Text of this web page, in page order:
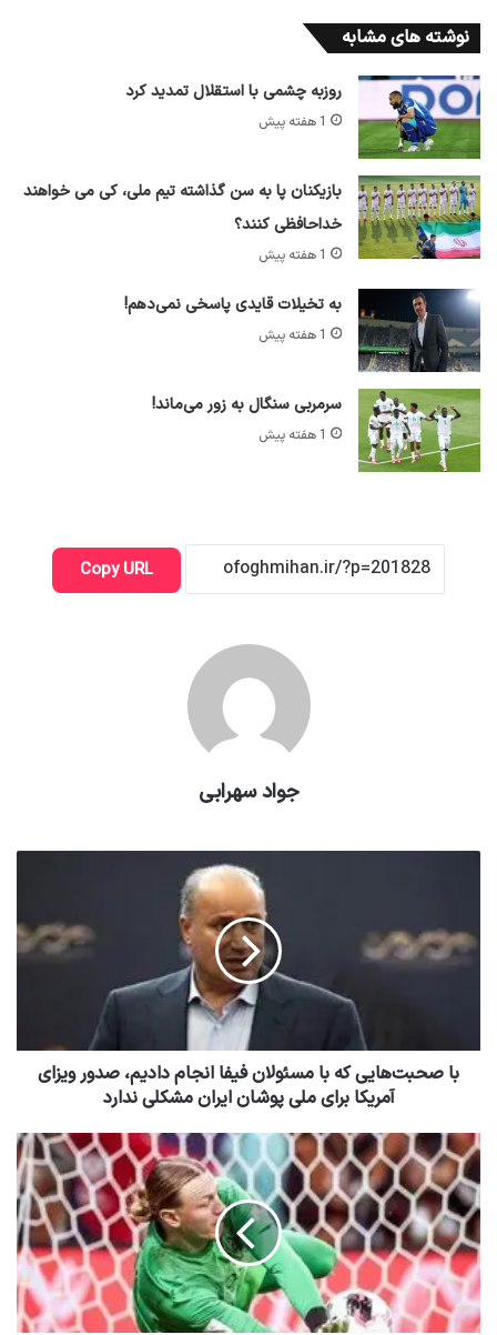
نوشته های مشابه
روزبه چشمی با استقلال تمدید کرد
1 هفته پیش
بازیکنان پا به سن گذاشته تیم ملی، کی می خواهند
خداحافظی کنند؟
1 هفته پیش
به تخیلات قایدی پاسخی نمی‌دهم!
1 هفته پیش
سرمربی سنگال به زور می‌ماند!
1 هفته پیش
Copy URL
جواد سهرابی
با صحبت‌هایی که با مسئولان فیفا انجام دادیم، صدور ویزای
آمریکا برای ملی پوشان ایران مشکلی ندارد